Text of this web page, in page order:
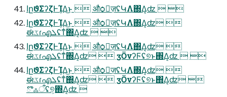
اըϑΣʔζͰܾΊΔ͜ͱ  औѻ͏ٕज़ʢԿΛ΍Δ͔ʣ  
اըϑΣʔζͰܾΊΔ͜ͱ  औѻ͏ٕज़ʢԿΛ΍Δ͔ʣ 
ಈػɾഎܠʢͳͥ΍Δ͔ʣ  
اըϑΣʔζͰܾΊΔ͜ͱ  औѻ͏ٕज़ʢԿΛ΍Δ͔ʣ 
ಈػɾഎܠʢͳͥ΍Δ͔ʣ  ӡӦνʔϜʢ୭ͱ΍Δ͔ʣ  
اըϑΣʔζͰܾΊΔ͜ͱ  औѻ͏ٕज़ʢԿΛ΍Δ͔ʣ 
ಈػɾഎܠʢͳͥ΍Δ͔ʣ  ӡӦνʔϜʢ୭ͱ΍Δ͔ʣ 
ొஃऀʢ୭͕΍Δ͔ʣ 